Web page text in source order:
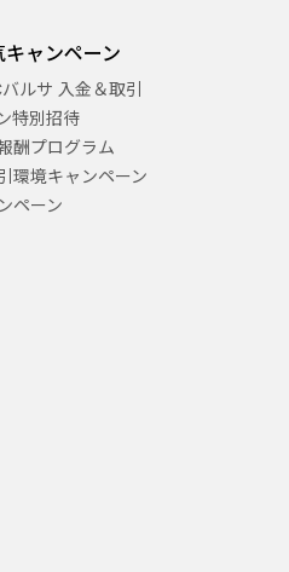
キャンペーン
ルサ 入金＆取引
特別招待
酬プログラム
環境キャンペーン
ペーン